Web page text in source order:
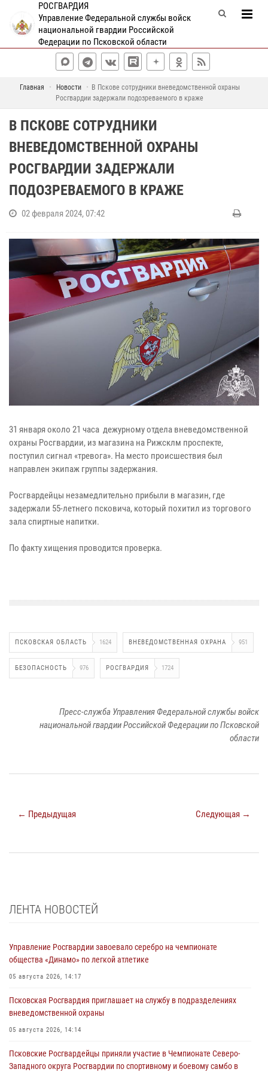
РОСГВАРДИЯ
Управление Федеральной службы войск
национальной гвардии Российской
Федерации по Псковской области
Главная Новости
В Пскове сотрудники вневедомственной охраны
Росгвардии задержали подозреваемого в краже
В ПСКОВЕ СОТРУДНИКИ
ВНЕВЕДОМСТВЕННОЙ ОХРАНЫ
РОСГВАРДИИ ЗАДЕРЖАЛИ
ПОДОЗРЕВАЕМОГО В КРАЖЕ
02 февраля 2024, 07:42
31 января около 21 часа дежурному отдела вневедомственной
охраны Росгвардии, из магазина на Рижсклм проспекте,
поступил сигнал «тревога». На место происшествия был
направлен экипаж группы задержания.
Росгвардейцы незамедлительно прибыли в магазин, где
задержали 55-летнего псковича, который похитил из торгового
зала спиртные напитки.
По факту хищения проводится проверка.
ПСКОВСКАЯ ОБЛАСТЬ 1624 ВНЕВЕДОМСТВЕННАЯ ОХРАНА 951
БЕЗОПАСНОСТЬ 976 РОСГВАРДИЯ 1724
Пресс-служба Управления Федеральной службы войск
национальной гвардии Российской Федерации по Псковской
области
← Предыдущая Следующая →
ЛЕНТА НОВОСТЕЙ
Управление Росгвардии завоевало серебро на чемпионате
общества «Динамо» по легкой атлетике
05 августа 2026, 14:17
Псковская Росгвардия приглашает на службу в подразделениях
вневедомственной охраны
05 августа 2026, 14:14
Псковские Росгвардейцы приняли участие в Чемпионате Северо-
Западного округа Росгвардии по спортивному и боевому самбо в